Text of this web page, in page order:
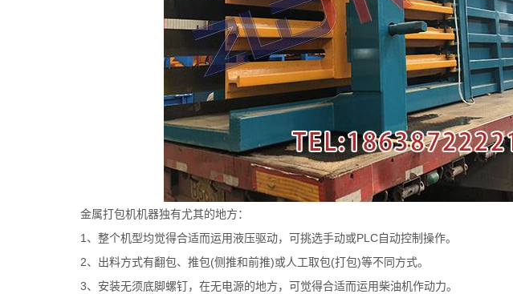
金属打包机机器独有尤其的地方：
1、整个机型均觉得合适而运用液压驱动，可挑选手动或PLC自动控制操作。
2、出料方式有翻包、推包(侧推和前推)或人工取包(打包)等不同方式。
3、安装无须底脚螺钉，在无电源的地方，可觉得合适而运用柴油机作动力。